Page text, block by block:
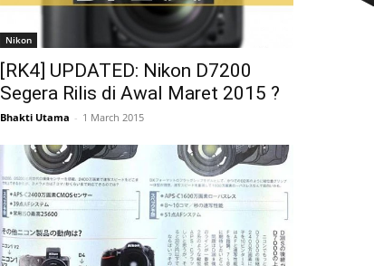
Nikon
[RK4] UPDATED: Nikon D7200
Segera Rilis di Awal Maret 2015 ?
Bhakti Utama - 1 March 2015